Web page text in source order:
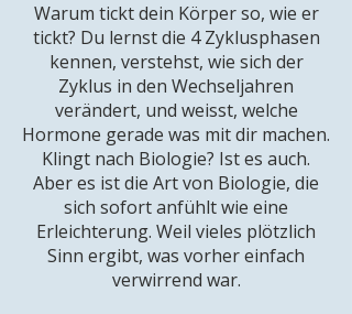
Warum tickt dein Körper so, wie er
tickt? Du lernst die 4 Zyklusphasen
kennen, verstehst, wie sich der
Zyklus in den Wechseljahren
verändert, und weisst, welche
Hormone gerade was mit dir machen.
Klingt nach Biologie? Ist es auch.
Aber es ist die Art von Biologie, die
sich sofort anfühlt wie eine
Erleichterung. Weil vieles plötzlich
Sinn ergibt, was vorher einfach
verwirrend war.